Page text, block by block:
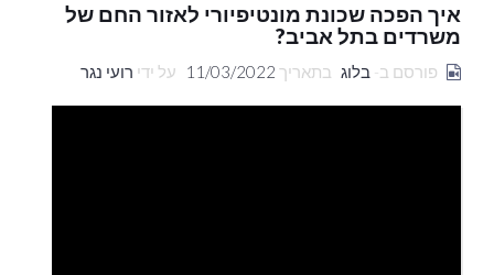
איך הפכה שכונת מונטיפיורי לאזור החם של
משרדים בתל אביב?
פורסם ב- בלוג בתאריך 11/03/2022 על ידי רועי נגר